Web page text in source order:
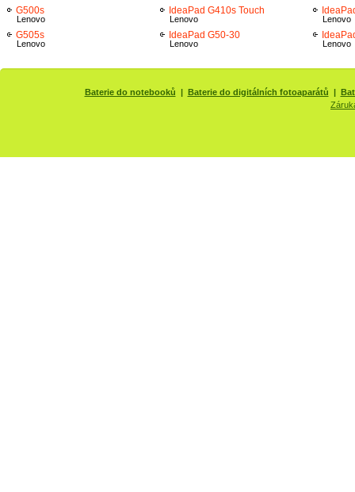
G500s
Lenovo
G505s
Lenovo
IdeaPad G410s Touch
Lenovo
IdeaPad G50-30
Lenovo
Lenovo
Lenovo
Baterie do notebooků | Baterie do digitálních fotoaparátů |